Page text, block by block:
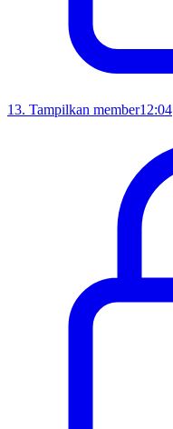
13. Tampilkan member12:04